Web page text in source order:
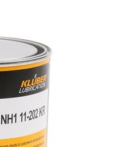
안
전
에
필
수:
리